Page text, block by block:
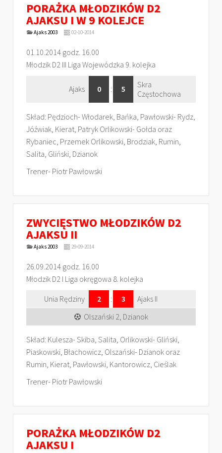
PORAŻKA MŁODZIKÓW D2
AJAKSU I W 9 KOLEJCE
Ajaks 2003 02-10-2014
01.10.2014 godz. 16.00
Młodzik D2 III Liga Wojewódzka 9. kolejka
Ajaks 0 : 5
Skra
Częstochowa
Skład: Pędzioch- Włodarek, Bańka, Pawłowski- Rydz,
Jóźwiak, Kierat, Patryk Orlikowski- Gołda oraz
Rybaniec, Przemek Orlikowski, Brodziak, Rumin,
Salita, Gliński, Dzianok
Trener- Piotr Pawłowski
ZWYCIĘSTWO MŁODZIKÓW D2
AJAKSU II
Ajaks 2003 29-09-2014
26.09.2014 godz. 16.00
Młodzik D2 I Liga okręgowa 8. kolejka
Unia Rędziny
2 : 3
Ajaks II
Olszański 2, Dzianok
Skład: Kulesza- Skiba, Salita, Orlikowski- Gliński,
Piaskowski, Błachowicz, Olszański- Dzianok oraz
Rumin, Kierat, Pawłowski, Kantorowicz, Cieślak
Trener- Piotr Pawłowski
PORAŻKA MŁODZIKÓW D2
AJAKSU I